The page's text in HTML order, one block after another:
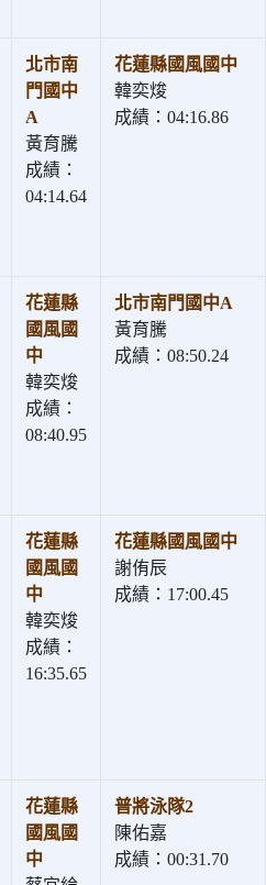
北市南
門國中
A
黃育騰
成績：
04:14.64
花蓮縣國風國中
韓奕焌
成績：04:16.86
花蓮縣
國風國
中
韓奕焌
成績：
08:40.95
北市南門國中A
黃育騰
成績：08:50.24
花蓮縣
國風國
中
韓奕焌
成績：
16:35.65
花蓮縣國風國中
謝侑辰
成績：17:00.45
花蓮縣
國風國
中
普將泳隊2
陳佑嘉
成績：00:31.70